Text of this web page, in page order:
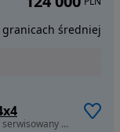
2487 cm3 • 222 KM • Toyota Rav 4, poleasingowy serwisowany w salonie Toyoty. Faktura VAT
granicach średniej